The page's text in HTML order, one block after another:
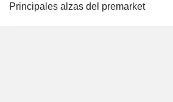
Principales alzas del premarket